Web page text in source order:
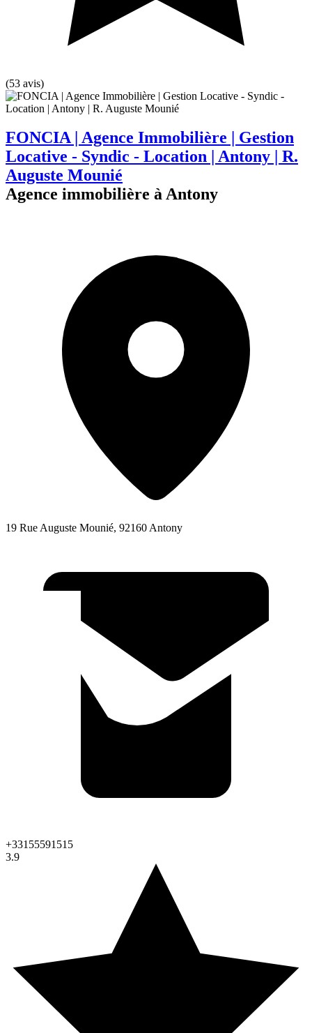
(53 avis)
FONCIA | Agence Immobilière | Gestion
Locative - Syndic - Location | Antony | R.
Auguste Mounié
Agence immobilière à Antony
19 Rue Auguste Mounié, 92160 Antony
+33155591515
3.9